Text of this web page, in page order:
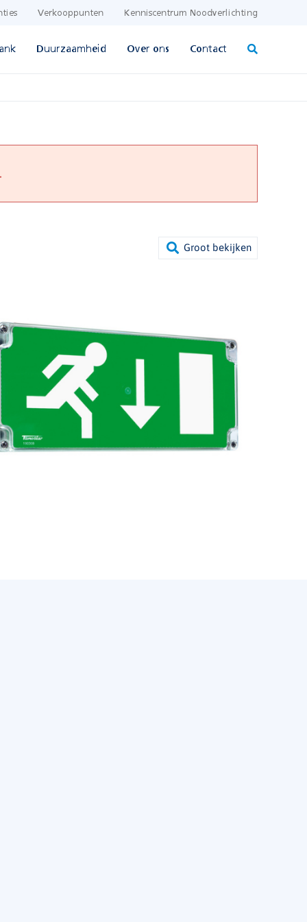
Verkooppunten Kenniscentrum Noodverlichting
Duurzaamheid Over ons Contact